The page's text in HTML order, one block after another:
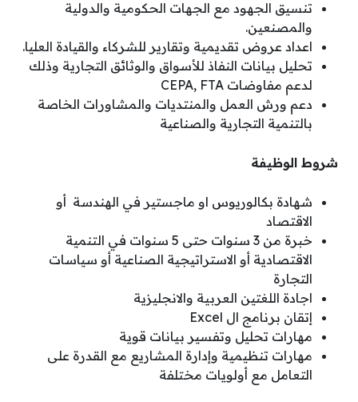
تنسيق الجهود مع الجهات الحكومية والدولية
والمصنعين.
اعداد عروض تقديمية وتقارير للشركاء والقيادة العليا.
تحليل بيانات النفاذ للأسواق والوثائق التجارية وذلك
لدعم مفاوضات CEPA, FTA
دعم ورش العمل والمنتديات والمشاورات الخاصة
بالتنمية التجارية والصناعية
شروط الوظيفة
شهادة بكالوريوس او ماجستير في الهندسة أو
الاقتصاد
خبرة من 3 سنوات حتى 5 سنوات في التنمية
الاقتصادية أو الاستراتيجية الصناعية أو سياسات
التجارة
اجادة اللغتين العربية والانجليزية
إتقان برنامج ال Excel
مهارات تحليل وتفسير بيانات قوية
مهارات تنظيمية وإدارة المشاريع مع القدرة على
التعامل مع أولويات مختلفة